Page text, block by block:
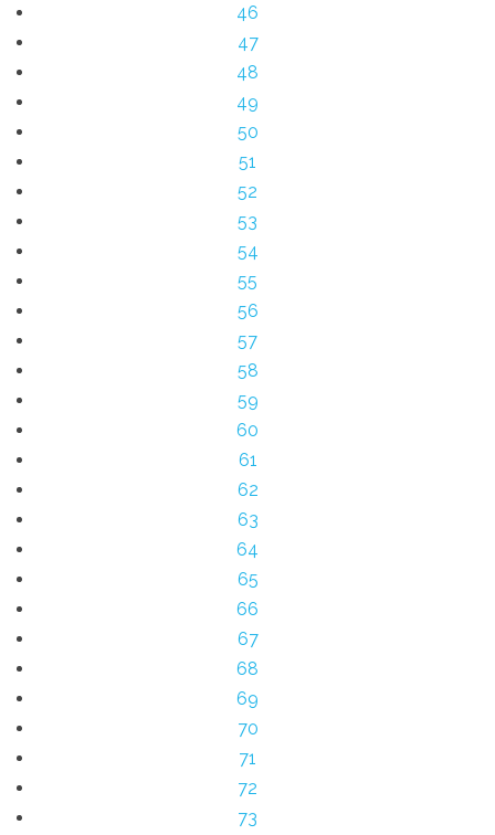
46
47
48
49
50
51
52
53
54
55
56
57
58
59
60
61
62
63
64
65
66
67
68
69
70
71
72
73